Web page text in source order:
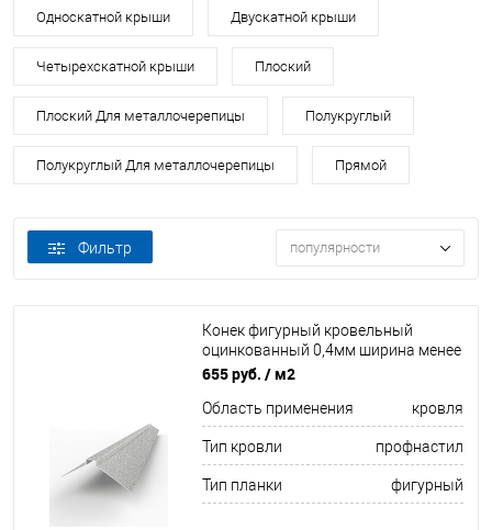
Односкатной крыши Двускатной крыши
Четырехскатной крыши Плоский
Плоский Для металлочерепицы Полукруглый
Полукруглый Для металлочерепицы Прямой
Фильтр популярности
Конек фигурный кровельный
оцинкованный 0,4мм ширина менее
625 мм
655 руб. / м2
Область применения кровля
Тип кровли профнастил
Тип планки фигурный